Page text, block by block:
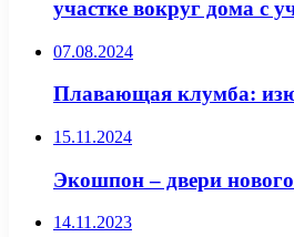
участке вокруг дома с
07.08.2024
Плавающая клумба:
15.11.2024
Экошпон – двери
14.11.2023